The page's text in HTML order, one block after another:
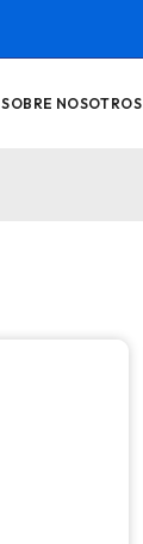
SOBRE NOSOTROS